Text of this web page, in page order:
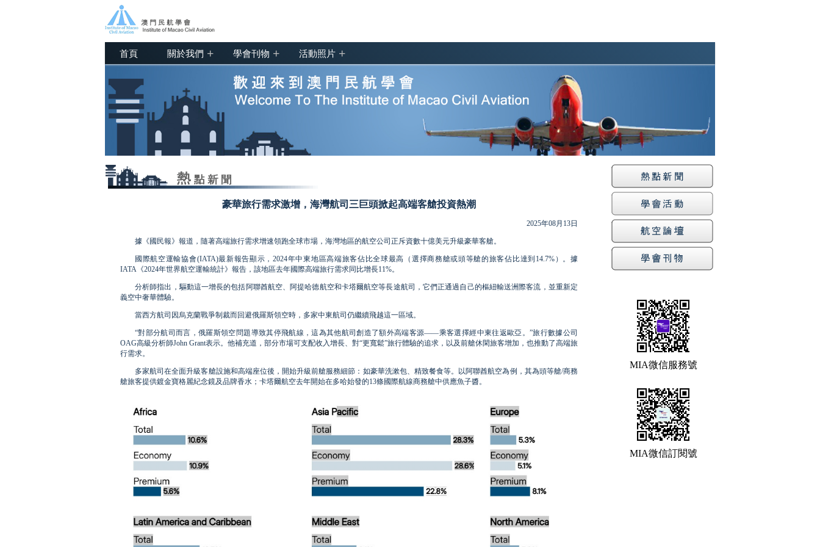
首頁 關於我們 + 學會刊物 + 活動照片 +
豪華旅行需求激增，海灣航司三巨頭掀起高端客艙投資熱潮
2025年08月13日
據《國民報》報道，隨著高端旅行需求增速領跑全球市場，海灣地區的航空公司正斥資數十億美元升級豪華客艙。
國際航空運輸協會(IATA)最新報告顯示，2024年中東地區高端旅客佔比全球最高（選擇商務艙或頭等艙的旅客佔比達到14.7%）。據
IATA《2024年世界航空運輸統計》報告，該地區去年國際高端旅行需求同比增長11%。
分析師指出，驅動這一增長的包括阿聯酋航空、阿提哈德航空和卡塔爾航空等長途航司，它們正通過自己的樞紐輸送洲際客流，並重新定
義空中奢華體驗。
當西方航司因烏克蘭戰爭制裁而回避俄羅斯領空時，多家中東航司仍繼續飛越這一區域。
“對部分航司而言，俄羅斯領空問題導致其停飛航線，這為其他航司創造了額外高端客源——乘客選擇經中東往返歐亞。”旅行數據公司
OAG高級分析師John Grant表示。他補充道，部分市場可支配收入增長、對“更寬鬆”旅行體驗的追求，以及前艙休閑旅客增加，也推動了高端旅
行需求。
多家航司在全面升級客艙設施和高端座位後，開始升級前艙服務細節：如豪華洗漱包、精致餐食等。以阿聯酋航空為例，其為頭等艙/商務
艙旅客提供鍍金寶格麗紀念鏡及品牌香水；卡塔爾航空去年開始在多哈始發的13條國際航線商務艙中供應魚子醬。
MIA微信服務號
MIA微信訂閱號